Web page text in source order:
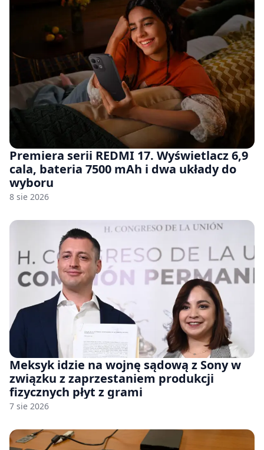
Premiera serii REDMI 17. Wyświetlacz 6,9
cala, bateria 7500 mAh i dwa układy do
wyboru
8 sie 2026
Meksyk idzie na wojnę sądową z Sony w
związku z zaprzestaniem produkcji
fizycznych płyt z grami
7 sie 2026